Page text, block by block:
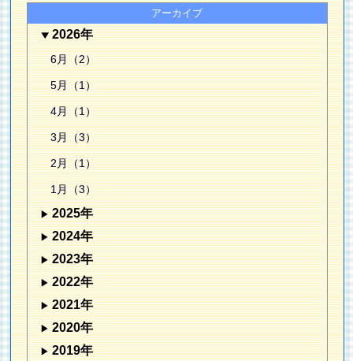
アーカイブ
2026年
6月（2）
5月（1）
4月（1）
3月（3）
2月（1）
1月（3）
2025年
2024年
2023年
2022年
2021年
2020年
2019年